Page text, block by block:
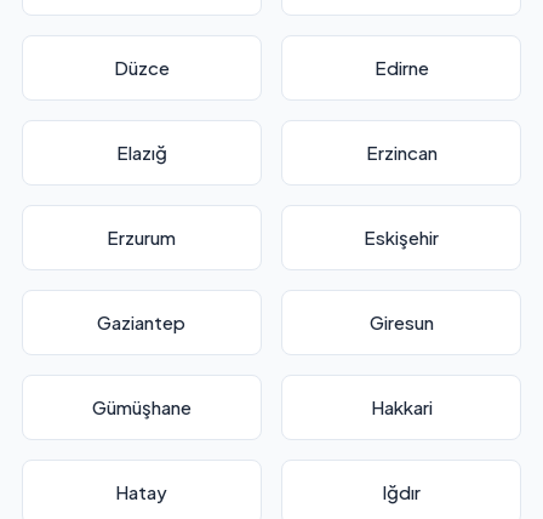
Düzce Edirne
Elazığ Erzincan
Erzurum Eskişehir
Gaziantep Giresun
Gümüşhane Hakkari
Hatay Iğdır